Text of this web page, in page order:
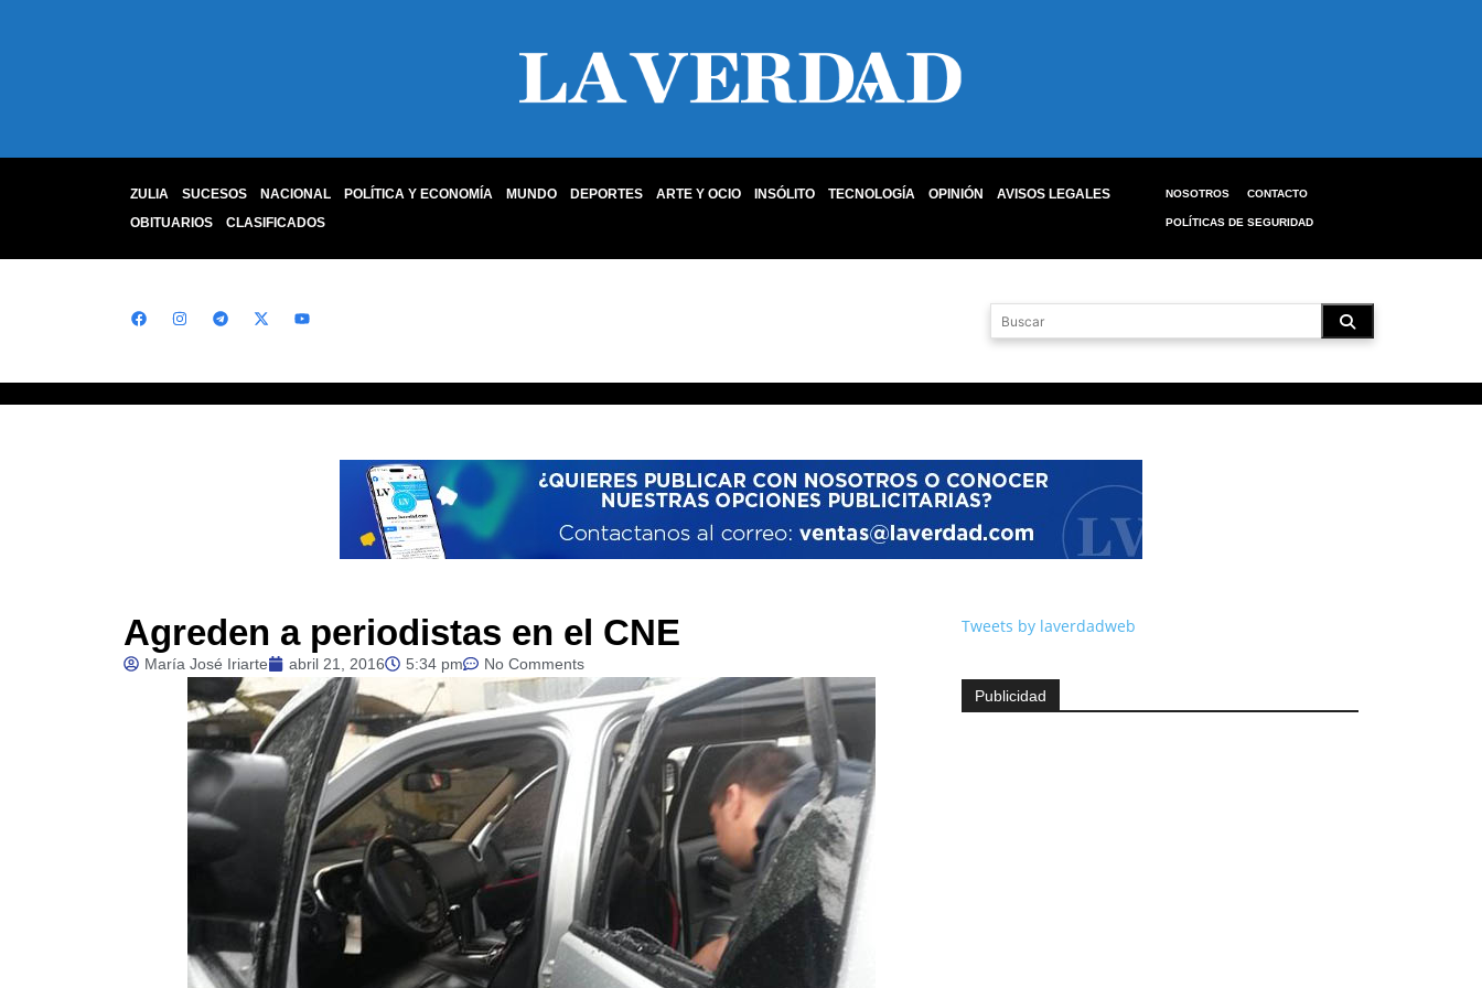
ZULIA SUCESOS NACIONAL POLÍTICA Y ECONOMÍA MUNDO DEPORTES ARTE Y OCIO INSÓLITO TECNOLOGÍA OPINIÓN
AVISOS LEGALES
OBITUARIOS
CLASIFICADOS
NOSOTROS CONTACTO
POLÍTICAS DE SEGURIDAD
Agreden a periodistas en el CNE
María José Iriarte abril 21, 2016 5:34 pm No Comments
Tweets by laverdadweb
Publicidad